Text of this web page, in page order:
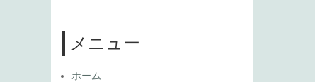
メニュー
ホーム